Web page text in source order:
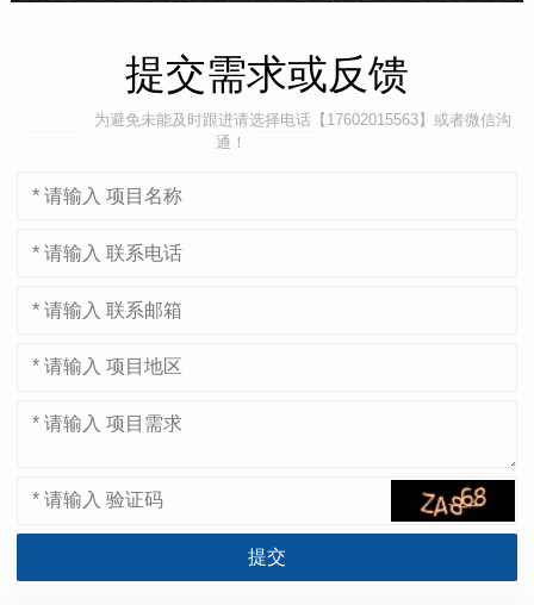
提交需求或反馈
为避免未能及时跟进请选择电话【17602015563】或者微信沟
通！